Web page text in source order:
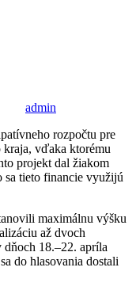
admin
rozpočtu pre
kraja, vďaka ktorému
projekt dal žiakom
tieto financie využijú
maximálnu výšku
až dvoch
18.–22. apríla
do hlasovania dostali